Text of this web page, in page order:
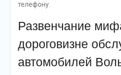
телефону.
Развенчание
дороговизне
автомобилей